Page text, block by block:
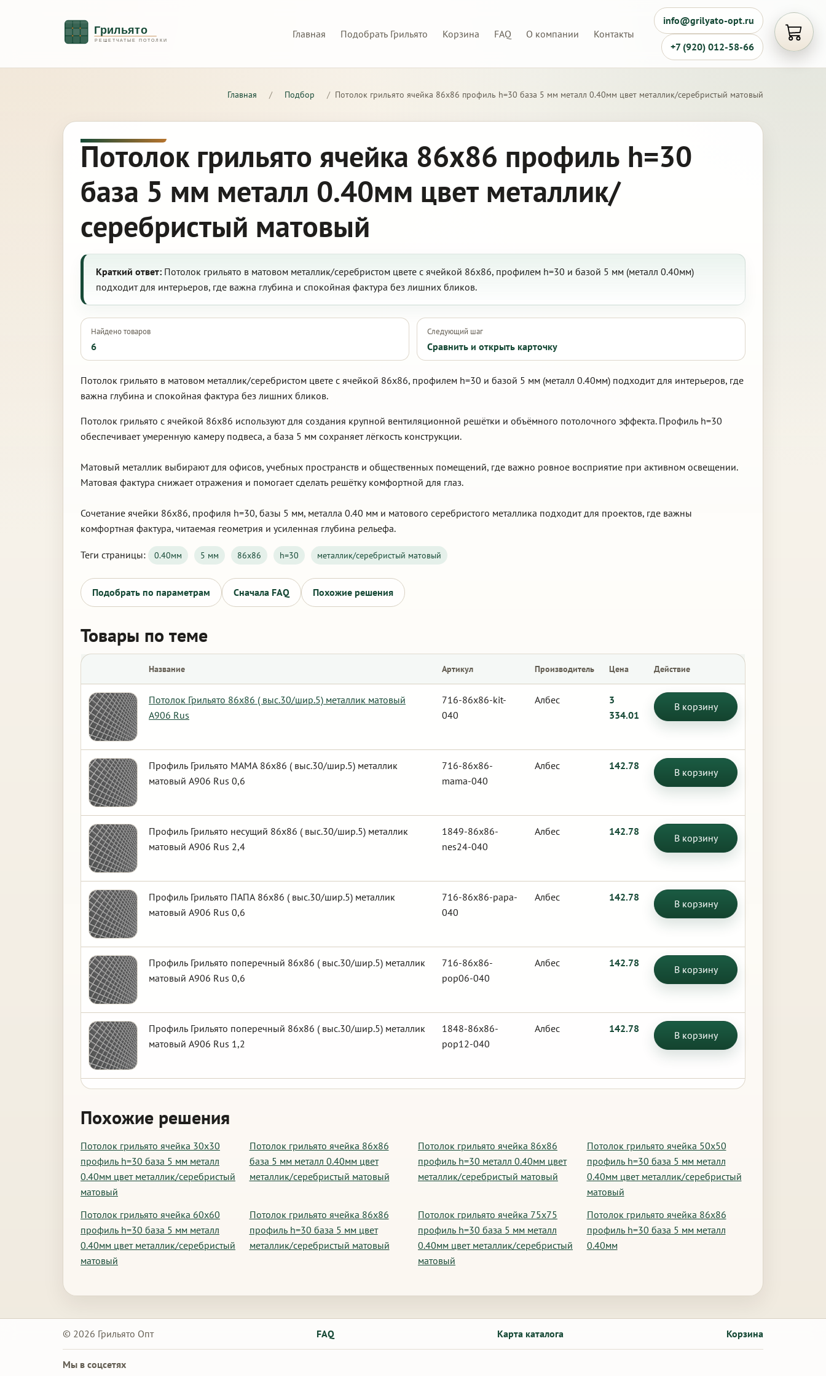
Главная Подобрать Грильято Корзина FAQ О компании Контакты
info@grilyato-opt.ru
+7 (920) 012-58-66
Главная / Подбор / Потолок грильято ячейка 86х86 профиль h=30 база 5 мм металл 0.40мм цвет металлик/серебристый матовый
Потолок грильято ячейка 86х86 профиль h=30
база 5 мм металл 0.40мм цвет металлик/
серебристый матовый
Краткий ответ: Потолок грильято в матовом металлик/серебристом цвете с ячейкой 86х86, профилем h=30 и базой 5 мм (металл 0.40мм)
подходит для интерьеров, где важна глубина и спокойная фактура без лишних бликов.
Найдено товаров
6
Следующий шаг
Сравнить и открыть карточку
Потолок грильято в матовом металлик/серебристом цвете с ячейкой 86х86, профилем h=30 и базой 5 мм (металл 0.40мм) подходит для интерьеров, где
важна глубина и спокойная фактура без лишних бликов.
Потолок грильято с ячейкой 86х86 используют для создания крупной вентиляционной решётки и объёмного потолочного эффекта. Профиль h=30
обеспечивает умеренную камеру подвеса, а база 5 мм сохраняет лёгкость конструкции.
Матовый металлик выбирают для офисов, учебных пространств и общественных помещений, где важно ровное восприятие при активном освещении.
Матовая фактура снижает отражения и помогает сделать решётку комфортной для глаз.
Сочетание ячейки 86х86, профиля h=30, базы 5 мм, металла 0.40 мм и матового серебристого металлика подходит для проектов, где важны
комфортная фактура, читаемая геометрия и усиленная глубина рельефа.
Теги страницы: 0.40мм 5 мм 86х86 h=30 металлик/серебристый матовый
Подобрать по параметрам Сначала FAQ Похожие решения
Товары по теме
Название Артикул Производитель Цена Действие
Потолок Грильято 86х86 ( выс.30/шир.5) металлик матовый
А906 Rus
716-86x86-kit-
040
Албес
3
334.01
В корзину
Профиль Грильято МАМА 86х86 ( выс.30/шир.5) металлик
матовый А906 Rus 0,6
716-86x86-
mama-040
Албес 142.78
В корзину
Профиль Грильято несущий 86х86 ( выс.30/шир.5) металлик
матовый А906 Rus 2,4
1849-86x86-
nes24-040
Албес 142.78
В корзину
Профиль Грильято ПАПА 86х86 ( выс.30/шир.5) металлик
матовый А906 Rus 0,6
716-86x86-papa-
040
Албес 142.78
В корзину
Профиль Грильято поперечный 86х86 ( выс.30/шир.5) металлик
матовый А906 Rus 0,6
716-86x86-
pop06-040
Албес 142.78
В корзину
Профиль Грильято поперечный 86х86 ( выс.30/шир.5) металлик
матовый А906 Rus 1,2
1848-86x86-
pop12-040
Албес 142.78
В корзину
Похожие решения
Потолок грильято ячейка 30х30
профиль h=30 база 5 мм металл
0.40мм цвет металлик/серебристый
матовый
Потолок грильято ячейка 86х86
база 5 мм металл 0.40мм цвет
металлик/серебристый матовый
Потолок грильято ячейка 86х86
профиль h=30 металл 0.40мм цвет
металлик/серебристый матовый
Потолок грильято ячейка 50х50
профиль h=30 база 5 мм металл
0.40мм цвет металлик/серебристый
матовый
Потолок грильято ячейка 60х60
профиль h=30 база 5 мм металл
0.40мм цвет металлик/серебристый
матовый
Потолок грильято ячейка 86х86
профиль h=30 база 5 мм цвет
металлик/серебристый матовый
Потолок грильято ячейка 75х75
профиль h=30 база 5 мм металл
0.40мм цвет металлик/серебристый
матовый
Потолок грильято ячейка 86х86
профиль h=30 база 5 мм металл
0.40мм
© 2026 Грильято Опт FAQ Карта каталога Корзина
Мы в соцсетях
Открыть